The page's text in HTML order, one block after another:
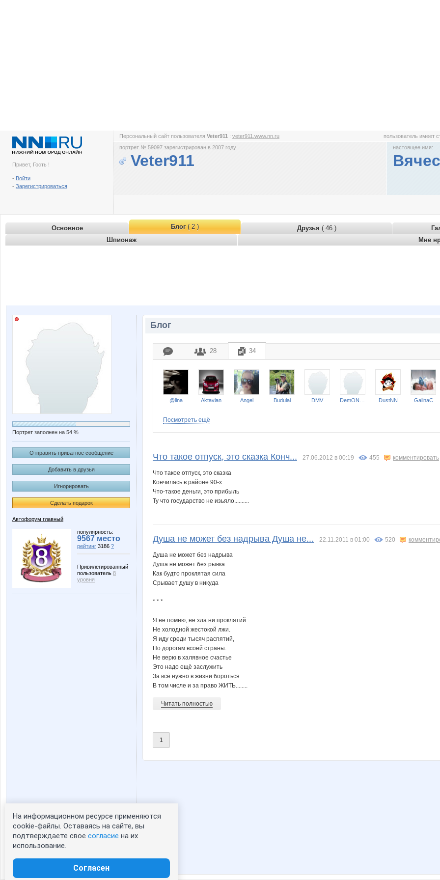
Привет, Гость !
- Войти
- Зарегистрироваться
Персональный сайт пользователя Veter911 : veter911.www.nn.ru пользователь имеет
портрет № 59097 зарегистрирован в 2007 году
Veter911
настоящее имя:
Основное Блог( 2 ) Друзья ( 46 )
Шпионаж
Мне
Портрет заполнен на 54 %
Отправить приватное сообщение
Добавить в друзья
Игнорировать
Сделать подарок
Автофорум главный
популярность:
9567 место
рейтинг 3186 ?
Привилегированный
пользователь 8
уровня
Статистика портрета:
сейчас просматривают портрет - 0
зарегистрированные пользователи
Блог
28 34
@lina Aktavian Angel Budulai DMV DustNN GalinaC
Посмотреть ещё
Что такое отпуск, это сказка Конч... 27.06.2012 в 00:19 455 комментировать
Что такое отпуск, это сказка
Кончилась в районе 90-х
Что-такое деньги, это прибыль
Ту что государство не изьяло..........
Душа не может без надрыва Душа не... 22.11.2011 в 01:00 520
Душа не может без надрыва
Душа не может без рывка
Как будто проклятая сила
Срывает душу в никуда
* * *
Я не помню, не зла ни проклятий
Не холодной жестокой лжи.
Я иду среди тысяч распятий,
По дорогам всоей страны.
Не верю в халявное счастье
Это надо ещё заслужить
За всё нужно в жизни бороться
В том числе и за право ЖИТЬ........
Читать полностью
1
На информационном ресурсе применяются
cookie-файлы. Оставаясь на сайте, вы
подтверждаете свое согласие на их
использование.
Согласен